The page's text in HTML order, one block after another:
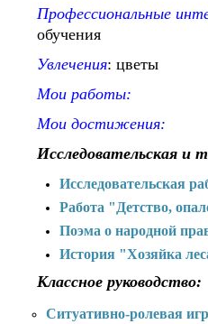
Профессиональные
обучения
Увлечения: цветы
Мои работы:
Мои достижения:
Исследовательская и
Исследовательская
Работа "Детство,
Поэма о народной
История "Хозяйка
Классное руководство:
Ситуативно-ролевая